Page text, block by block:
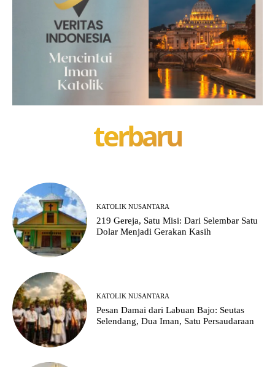
terbaru
KATOLIK NUSANTARA
219 Gereja, Satu Misi: Dari Selembar Satu
Dolar Menjadi Gerakan Kasih
KATOLIK NUSANTARA
Pesan Damai dari Labuan Bajo: Seutas
Selendang, Dua Iman, Satu Persaudaraan